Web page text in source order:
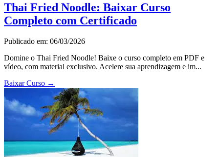
Thai Fried Noodle: Baixar Curso
Completo com Certificado
Publicado em: 06/03/2026
Domine o Thai Fried Noodle! Baixe o curso completo em PDF e
vídeo, com material exclusivo. Acelere sua aprendizagem e im...
Baixar Curso →